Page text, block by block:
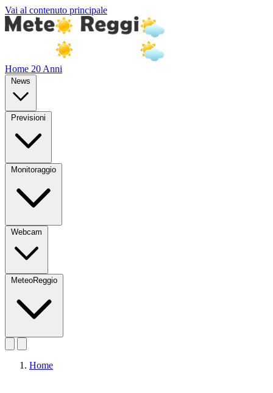
Vai al contenuto principale
Home 20 Anni
News
Previsioni
Monitoraggio
Webcam
MeteoReggio
Home